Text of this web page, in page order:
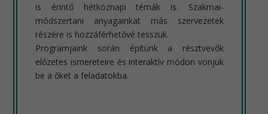
is érintő hétköznapi témák is. Szakmai-
módszertani anyagainkat más szervezetek
részére is hozzáférhetővé tesszük.
Programjaink során építünk a résztvevők
előzetes ismereteire és interaktív módon vonjuk
be a őket a feladatokba.